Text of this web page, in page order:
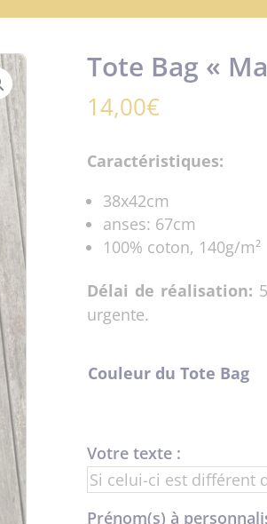
Tote Bag «
14,00€
Caractéristiques:
38x42cm
anses: 67cm
100% coton, 140g/m²
Délai de réalisation:
urgente.
Couleur du Tote Bag
Votre texte :
Prénom(s) à